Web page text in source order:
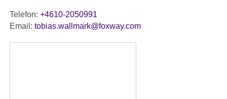
Telefon:+4610-2050991
Email:tobias.wallmark@foxway.com